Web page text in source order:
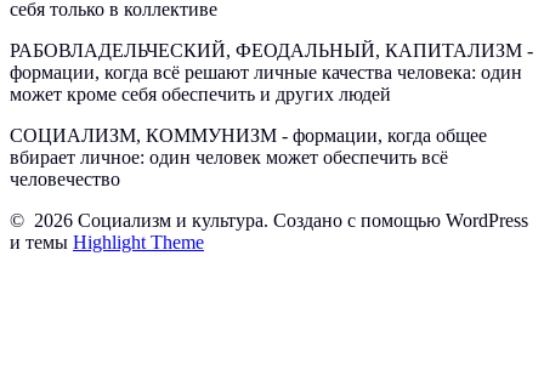
себя только в коллективе
РАБОВЛАДЕЛЬЧЕСКИЙ, ФЕОДАЛЬНЫЙ, КАПИТАЛИЗМ -
формации, когда всё решают личные качества человека: один
может кроме себя обеспечить и других людей
СОЦИАЛИЗМ, КОММУНИЗМ - формации, когда общее
вбирает личное: один человек может обеспечить всё
человечество
© 2026 Социализм и культура. Создано с помощью WordPress
и темы Highlight Theme